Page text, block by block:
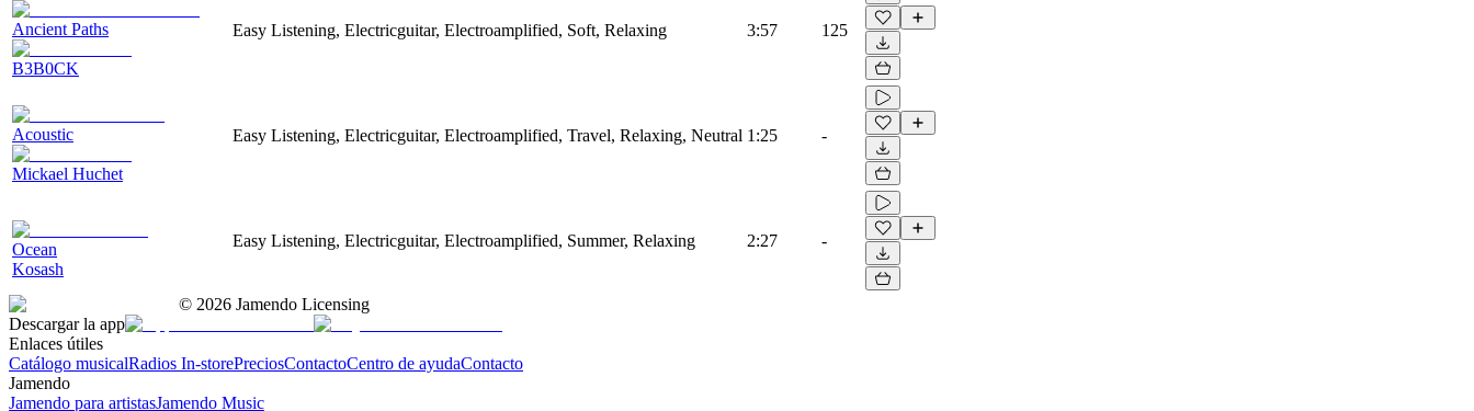
Ancient Paths
B3B0CK
Easy Listening, Electricguitar, Electroamplified, Soft, Relaxing 3:57 125
Acoustic
Mickael Huchet
Easy Listening, Electricguitar, Electroamplified, Travel, Relaxing, Neutral 1:25 -
Ocean
Kosash
Easy Listening, Electricguitar, Electroamplified, Summer, Relaxing 2:27 -
© 2026 Jamendo Licensing
Descargar la app
Enlaces útiles
Catálogo musicalRadios In-storePreciosContactoCentro de ayudaContacto
Jamendo
Jamendo para artistasJamendo Music